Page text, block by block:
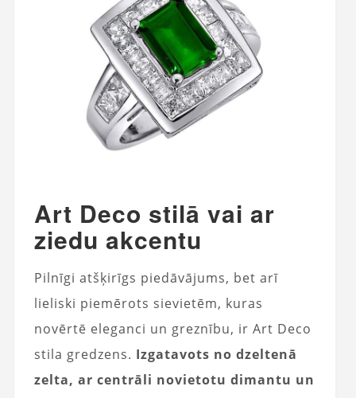
Art Deco stilā vai ar
ziedu akcentu
Pilnīgi atšķirīgs piedāvājums, bet arī
lieliski piemērots sievietēm, kuras
novērtē eleganci un greznību, ir Art Deco
stila gredzens. Izgatavots no dzeltenā
zelta, ar centrāli novietotu dimantu un